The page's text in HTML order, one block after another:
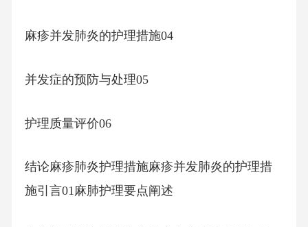
麻疹并发肺炎的护理措施04
并发症的预防与处理05
护理质量评价06
结论麻疹肺炎护理措施麻疹并发肺炎的护理措
施引言01麻肺护理要点阐述